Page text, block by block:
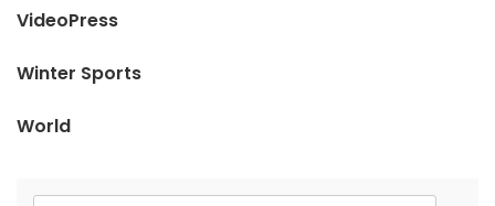
VideoPress
Winter Sports
World